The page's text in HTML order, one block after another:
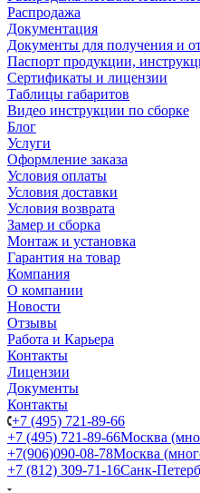
Распродажа
Документация
Документы для получения и
Паспорт продукции,
Сертификаты и лицензии
Таблицы габаритов
Видео инструкции по сборке
Блог
Услуги
Оформление заказа
Условия оплаты
Условия доставки
Условия возврата
Замер и сборка
Монтаж и установка
Гарантия на товар
Компания
О компании
Новости
Отзывы
Работа и Карьера
Контакты
Лицензии
Документы
Контакты
+7 (495) 721-89-66
+7 (495) 721-89-66Москва
+7(906)090-08-78Москва
+7 (812) 309-71-16Санк-